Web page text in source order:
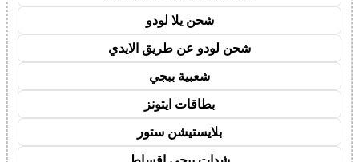
شحن يلا لودو
شحن لودو عن طريق الايدي
شعبية ببجي
بطاقات ايتونز
بلايستيشن ستور